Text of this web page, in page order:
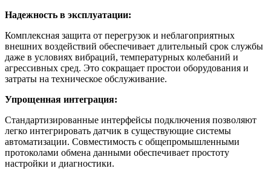
Надежность в эксплуатации:
Комплексная защита от перегрузок и неблагоприятных
внешних воздействий обеспечивает длительный срок службы
даже в условиях вибраций, температурных колебаний и
агрессивных сред. Это сокращает простои оборудования и
затраты на техническое обслуживание.
Упрощенная интеграция:
Стандартизированные интерфейсы подключения позволяют
легко интегрировать датчик в существующие системы
автоматизации. Совместимость с общепромышленными
протоколами обмена данными обеспечивает простоту
настройки и диагностики.